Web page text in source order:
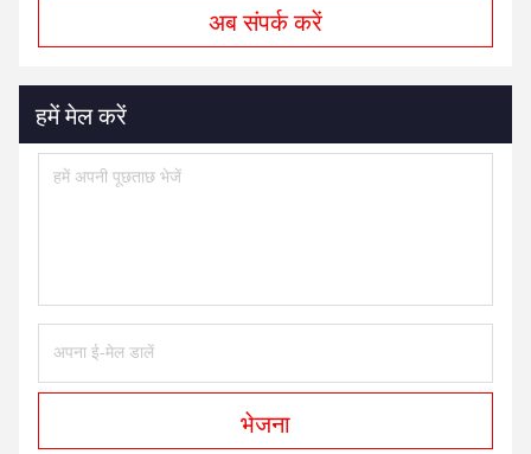
अब संपर्क करें
हमें मेल करें
भेजना